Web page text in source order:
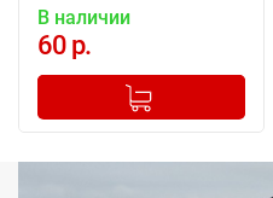
В наличии
60 р.
+
Добавлено в корзину